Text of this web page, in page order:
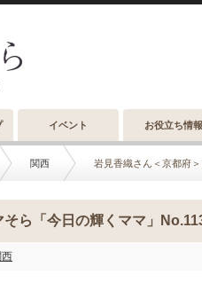
イベント お役立ち情報
関西 岩見香織さん＜京都府
ら「今日の輝くママ」
西